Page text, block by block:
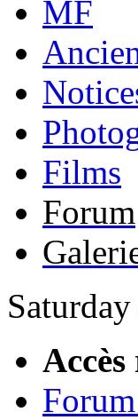
MF
Films
Forum